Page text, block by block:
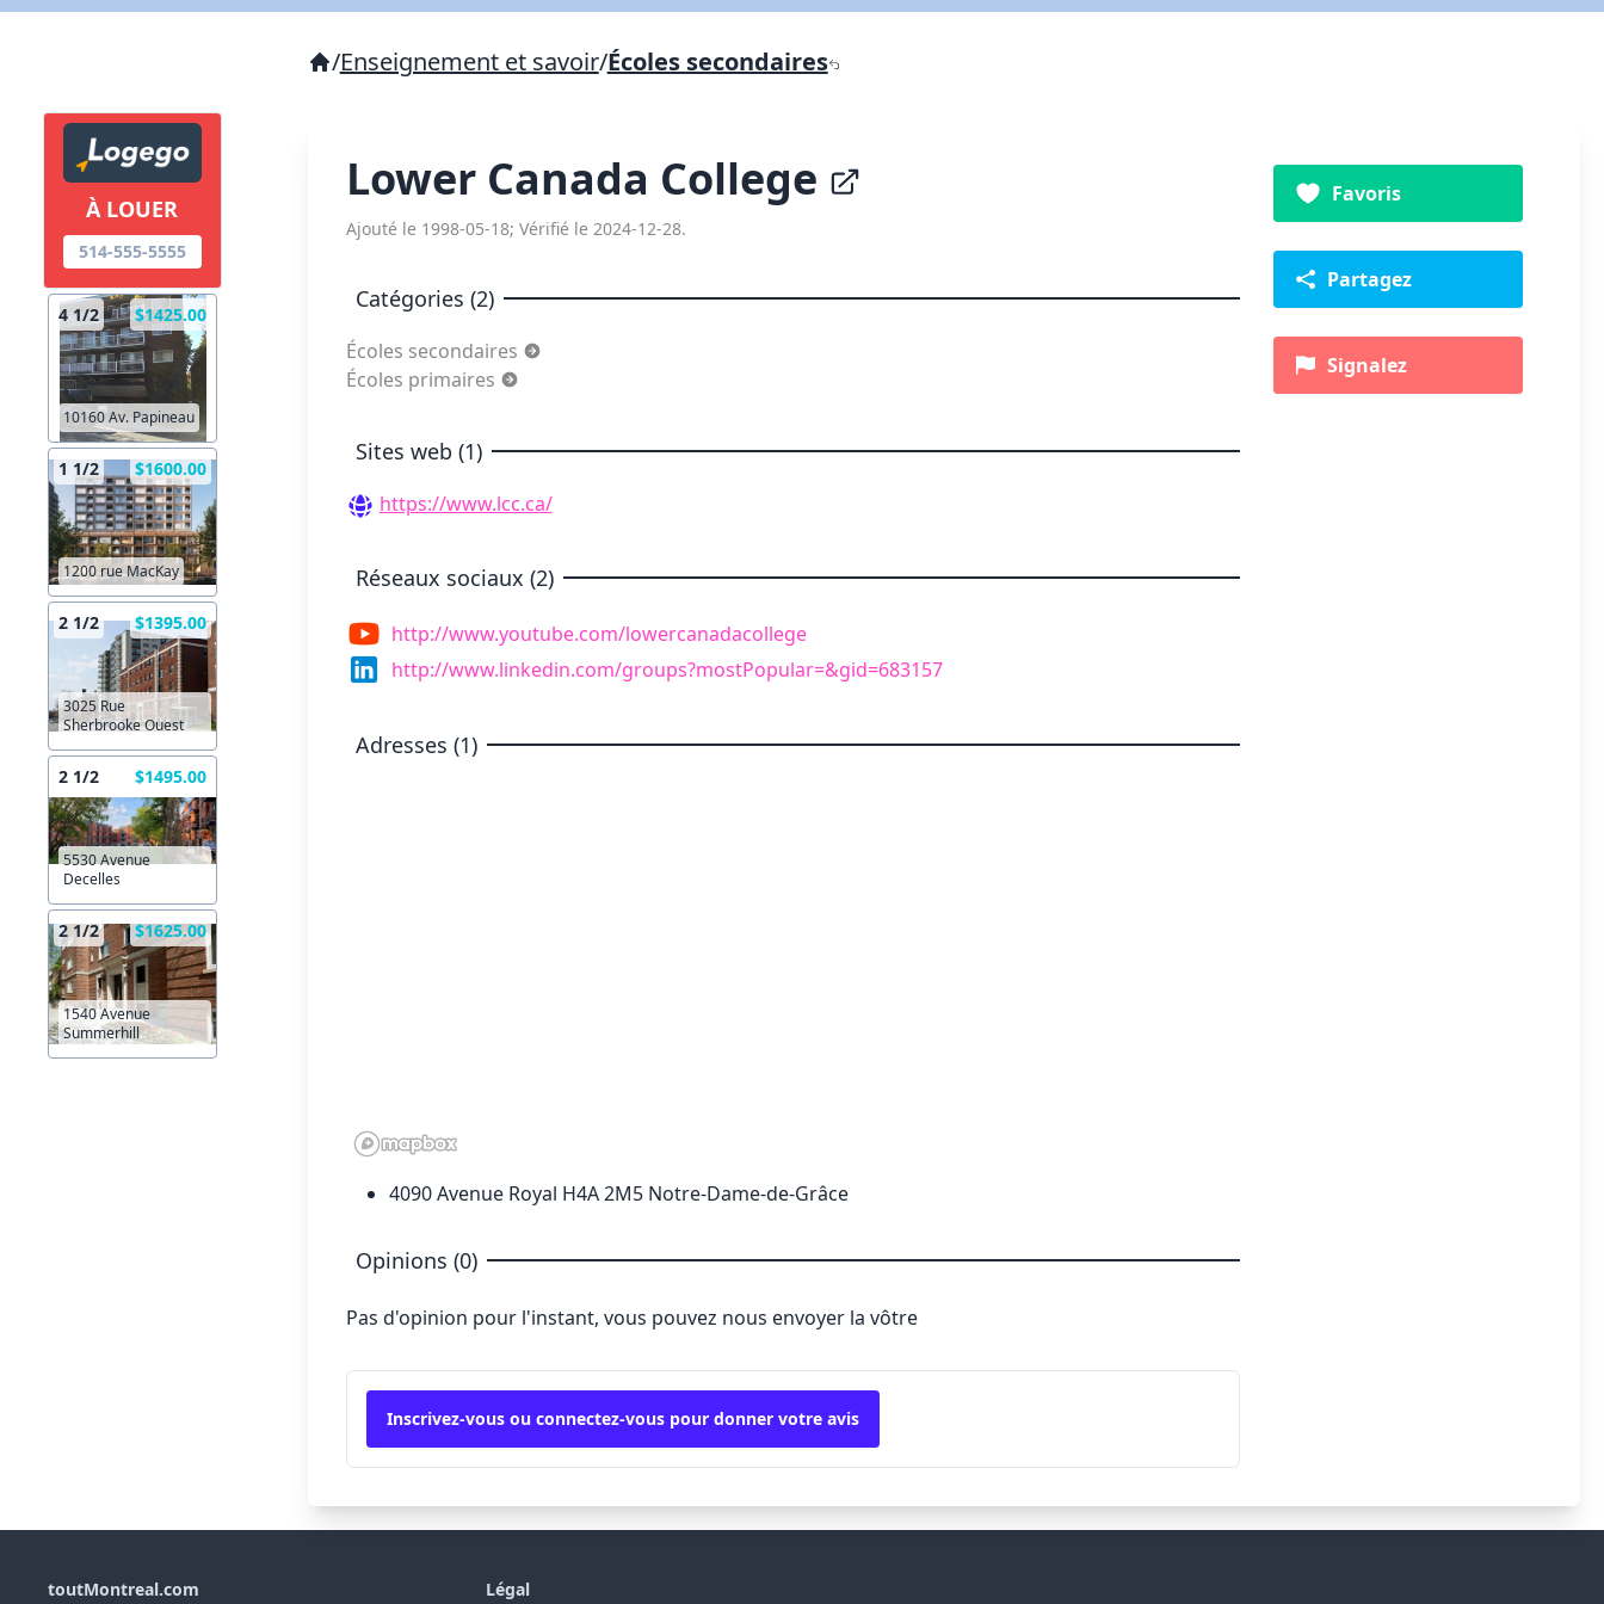
À LOUER
514-555-5555
4 1/2 $1425.00
10160 Av. Papineau
1 1/2 $1600.00
1200 rue MacKay
2 1/2 $1395.00
3025 Rue
Sherbrooke Ouest
2 1/2 $1495.00
5530 Avenue
Decelles
2 1/2 $1625.00
1540 Avenue
Summerhill
/Enseignement et savoir/Écoles secondaires
Lower Canada College
Ajouté le 1998-05-18; Vérifié le 2024-12-28.
Catégories (2)
Écoles secondaires
Écoles primaires
Sites web (1)
https://www.lcc.ca/
Réseaux sociaux (2)
http://www.youtube.com/lowercanadacollege
http://www.linkedin.com/groups?mostPopular=&gid=683157
Adresses (1)
4090 Avenue Royal H4A 2M5 Notre-Dame-de-Grâce
Opinions (0)
Pas d'opinion pour l'instant, vous pouvez nous envoyer la vôtre
Inscrivez-vous ou connectez-vous pour donner votre avis
Favoris
Partagez
Signalez
toutMontreal.com Légal